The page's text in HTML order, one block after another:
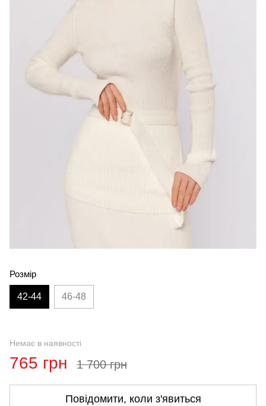
Розмір
42-44 46-48
Немає в наявності
765 грн 1 700 грн
Повідомити, коли з'явиться